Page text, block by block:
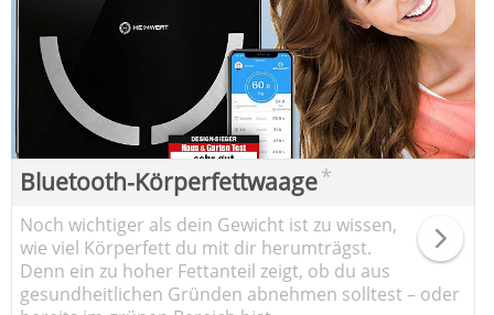
Bluetooth-Körperfettwaage*
Noch wichtiger als dein Gewicht ist zu wissen,
wie viel Körperfett du mit dir herumträgst.
Denn ein zu hoher Fettanteil zeigt, ob du aus
gesundheitlichen Gründen abnehmen solltest – oder